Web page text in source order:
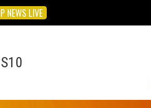
NEWS LIVE